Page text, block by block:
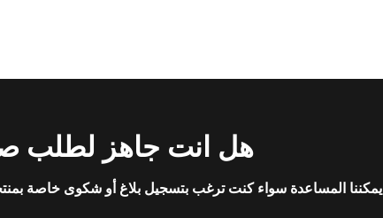
هل انت جاهز لطلب
يمكننا المساعدة سواء كنت ترغب بتسجيل بلاغ أو شكوى خاصة